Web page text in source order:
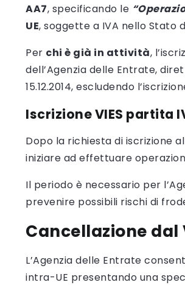
AA7, specificando le
UE, soggette a IVA nello Stato
Per chi è già in attività,
dell’Agenzia delle Entrate,
15.12.2014, escludendo
Iscrizione VIES partita
Dopo la richiesta di iscrizione
iniziare ad effettuare
Il periodo è necessario per
prevenire possibili rischi di
Cancellazione dal
L’Agenzia delle Entrate
intra-UE presentando una